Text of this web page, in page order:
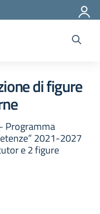
di figure
Programma
2021-2027
e 2 figure